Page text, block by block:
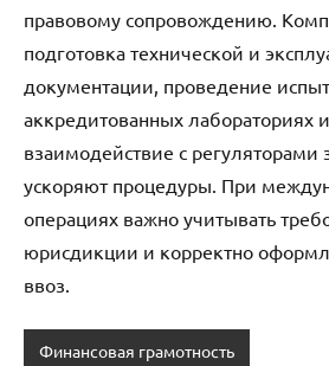
правовому сопровождению.
подготовка технической и
документации, проведение
аккредитованных лабораториях
взаимодействие с регуляторами
ускоряют процедуры. При
операциях важно учитывать
юрисдикции и корректно
ввоз.
Финансовая грамотность